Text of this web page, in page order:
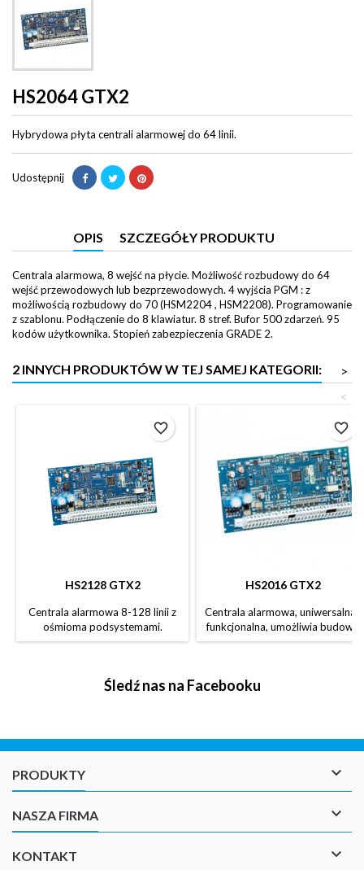
HS2064 GTX2
Hybrydowa płyta centrali alarmowej do 64 linii.
Udostępnij
OPIS SZCZEGÓŁY PRODUKTU
Centrala alarmowa, 8 wejść na płycie. Możliwość rozbudowy do 64
wejść przewodowych lub bezprzewodowych. 4 wyjścia PGM : z
możliwością rozbudowy do 70 (HSM2204 , HSM2208). Programowanie
z szablonu. Podłączenie do 8 klawiatur. 8 stref. Bufor 500 zdarzeń. 95
kodów użytkownika. Stopień zabezpieczenia GRADE 2.
2 INNYCH PRODUKTÓW W TEJ SAMEJ KATEGORII:
>
<
HS2128 GTX2
Centrala alarmowa 8-128 linii z
ośmioma podsystemami.
favorite_border
HS2016 GTX2
Centrala alarmowa, uniwersalna i
funkcjonalna, umożliwia budowę
niewielkiego systemu
favorite_border
Śledź nas na Facebooku
PRODUKTY 
NASZA FIRMA 
KONTAKT 